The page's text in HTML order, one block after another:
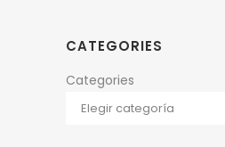
CATEGORIES
Categories